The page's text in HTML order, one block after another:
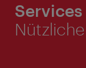
Services